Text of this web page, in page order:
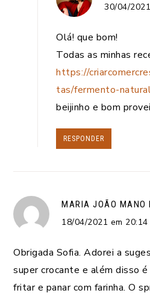
30/04/
Olá! que bom!
Todas as minhas
https://
tas/fermento-
beijinho e bom
RESPONDER
MARIA JOÃO MANO
18/04/2021 em 20:14
Obrigada Sofia. Adorei a
super crocante e além disso
fritar e panar com farinha. O